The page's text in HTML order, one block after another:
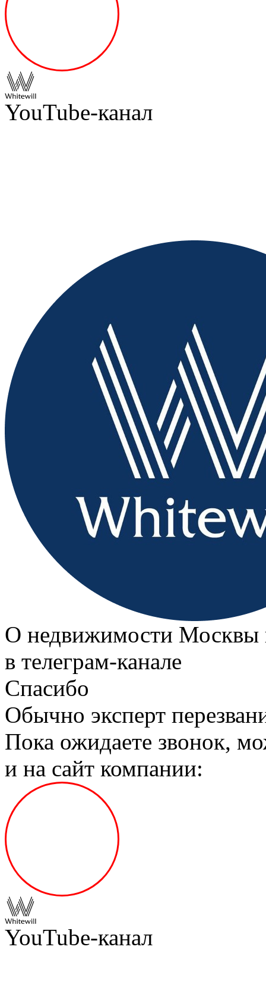
YouTube-канал
О недвижимости Москвы
в телеграм‑канале
Спасибо
Обычно эксперт
Пока ожидаете звонок,
и на сайт компании:
YouTube-канал